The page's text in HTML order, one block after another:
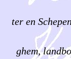
ter en
ghem,